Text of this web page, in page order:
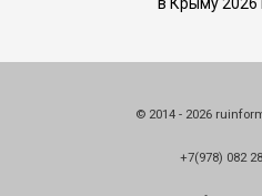
© 2014 - 2026
+7(978) 082